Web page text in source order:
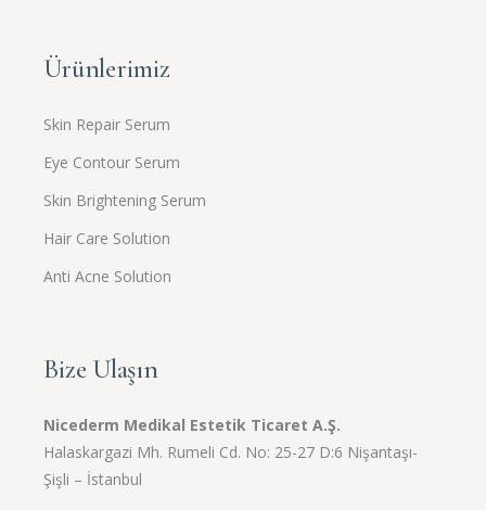
Ürünlerimiz
Skin Repair Serum
Eye Contour Serum
Skin Brightening Serum
Hair Care Solution
Anti Acne Solution
Bize Ulaşın
Nicederm Medikal Estetik Ticaret A.Ş.
Halaskargazi Mh. Rumeli Cd. No: 25-27 D:6 Nişantaşı-
Şişli – İstanbul